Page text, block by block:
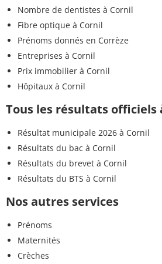
Nombre de dentistes à Cornil
Fibre optique à Cornil
Prénoms donnés en Corrèze
Entreprises à Cornil
Prix immobilier à Cornil
Hôpitaux à Cornil
Tous les résultats officiels
Résultat municipale 2026 à Cornil
Résultats du bac à Cornil
Résultats du brevet à Cornil
Résultats du BTS à Cornil
Nos autres services
Prénoms
Maternités
Crèches